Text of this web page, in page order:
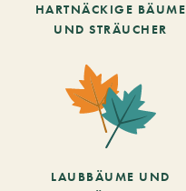
HARTNÄCKIGE BÄUME
UND STRÄUCHER
LAUBBÄUME UND